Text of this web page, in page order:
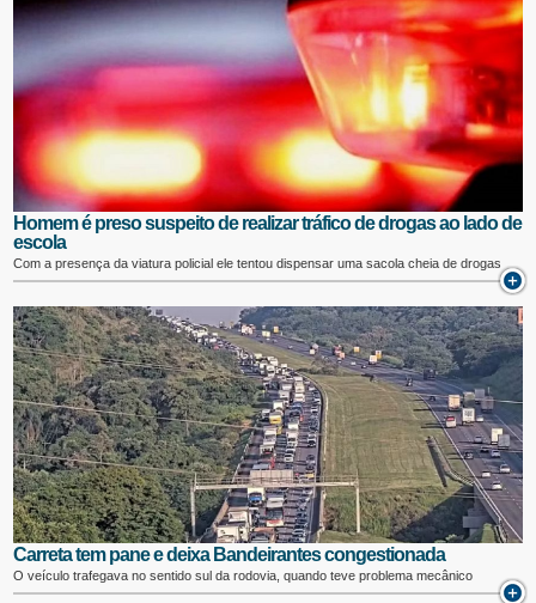
Homem é preso suspeito de realizar tráfico de drogas ao lado de
escola
Com a presença da viatura policial ele tentou dispensar uma sacola cheia de drogas
Carreta tem pane e deixa Bandeirantes congestionada
O veículo trafegava no sentido sul da rodovia, quando teve problema mecânico